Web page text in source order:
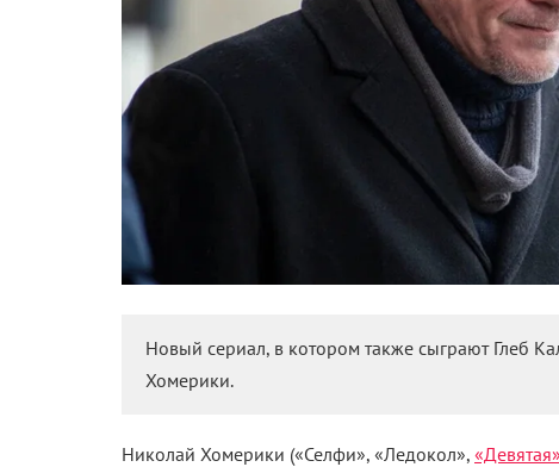
Новый сериал, в котором также сыграют Глеб
Хомерики.
Николай Хомерики («Селфи», «Ледокол», «Девятая»